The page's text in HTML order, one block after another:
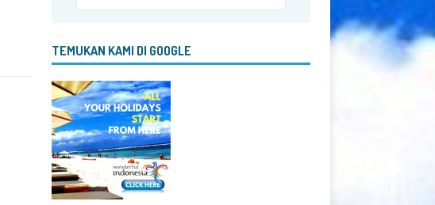
TEMUKAN KAMI DI GOOGLE